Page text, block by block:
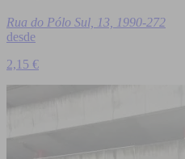
Rua do Pólo Sul, 13, 1990-272
desde
2,15 €